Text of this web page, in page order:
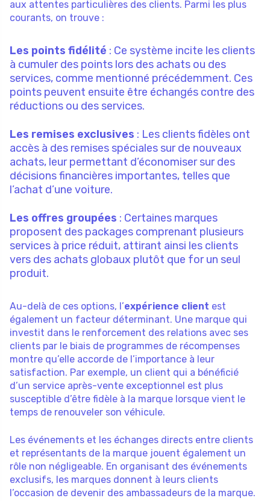
aux attentes particulières des clients. Parmi les plus
courants, on trouve :
Les points fidélité : Ce système incite les clients
à cumuler des points lors des achats ou des
services, comme mentionné précédemment. Ces
points peuvent ensuite être échangés contre des
réductions ou des services.
Les remises exclusives : Les clients fidèles ont
accès à des remises spéciales sur de nouveaux
achats, leur permettant d’économiser sur des
décisions financières importantes, telles que
l’achat d’une voiture.
Les offres groupées : Certaines marques
proposent des packages comprenant plusieurs
services à price réduit, attirant ainsi les clients
vers des achats globaux plutôt que for un seul
produit.
Au-delà de ces options, l’expérience client est
également un facteur déterminant. Une marque qui
investit dans le renforcement des relations avec ses
clients par le biais de programmes de récompenses
montre qu’elle accorde de l’importance à leur
satisfaction. Par exemple, un client qui a bénéficié
d’un service après-vente exceptionnel est plus
susceptible d’être fidèle à la marque lorsque vient le
temps de renouveler son véhicule.
Les événements et les échanges directs entre clients
et représentants de la marque jouent également un
rôle non négligeable. En organisant des événements
exclusifs, les marques donnent à leurs clients
l’occasion de devenir des ambassadeurs de la marque.